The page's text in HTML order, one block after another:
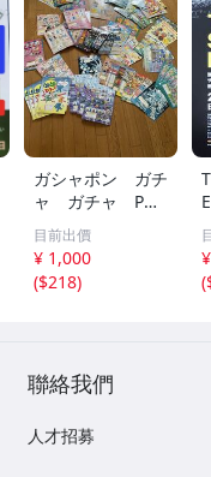
ガシャポン ガチ
ャ ガチャ POP
ポップ 台紙
非売品 まとめ
て アンパンマ
ン ポケモン ガ
目前出價
¥ 1,000
($218)
(
聯絡我們
人才招募